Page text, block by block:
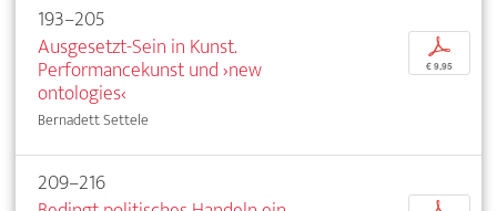
193–205
Ausgesetzt-Sein in Kunst.
Performancekunst und ›new
ontologies‹
Bernadett Settele
p
€ 9,95
209–216